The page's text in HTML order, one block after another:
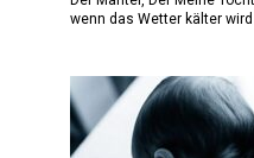
wenn das Wetter kälter wird